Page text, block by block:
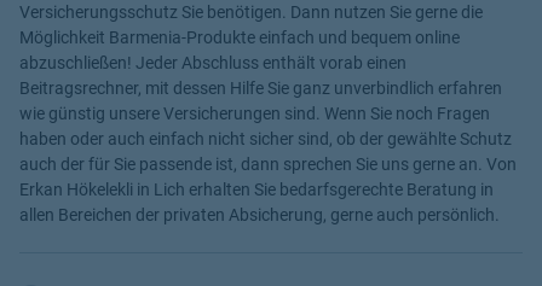
Versicherungsschutz Sie benötigen. Dann nutzen Sie gerne die
Möglichkeit Barmenia-Produkte einfach und bequem online
abzuschließen! Jeder Abschluss enthält vorab einen
Beitragsrechner, mit dessen Hilfe Sie ganz unverbindlich erfahren
wie günstig unsere Versicherungen sind. Wenn Sie noch Fragen
haben oder auch einfach nicht sicher sind, ob der gewählte Schutz
auch der für Sie passende ist, dann sprechen Sie uns gerne an. Von
Erkan Hökelekli in Lich erhalten Sie bedarfsgerechte Beratung in
allen Bereichen der privaten Absicherung, gerne auch persönlich.